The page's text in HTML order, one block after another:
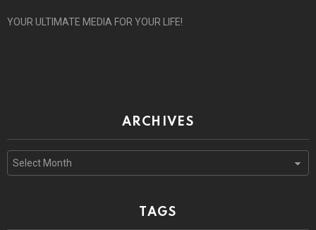
YOUR ULTIMATE MEDIA FOR YOUR LIFE!
ARCHIVES
Archives
TAGS